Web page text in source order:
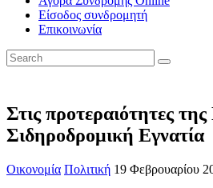
Είσοδος συνδρομητή
Επικοινωνία
Στις προτεραιότητες
Σιδηροδρομική Εγνατία
Οικονομία Πολιτική 19 Φεβρουαρίου